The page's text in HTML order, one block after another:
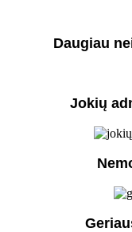
Daugiau
Jokių